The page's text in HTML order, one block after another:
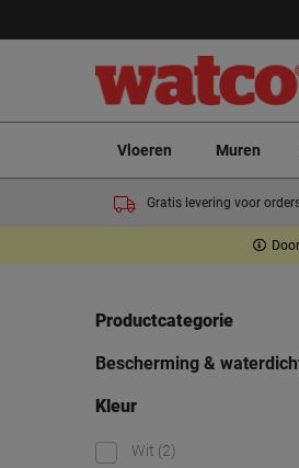
Vloeren Muren
Gratis levering voor
Productcategorie
Bescherming &
Kleur
Wit (2)